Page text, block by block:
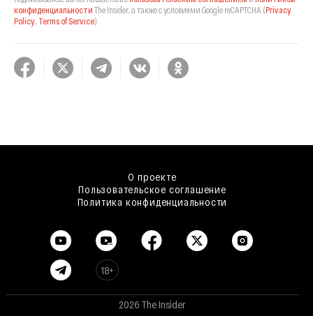
конфиденциальности The Insider, а также с условиями Google reCAPTCHA (Privacy
Policy Terms of Service).
О проекте
Пользовательское соглашение
Политика конфиденциальности
18+
2026 The Insider